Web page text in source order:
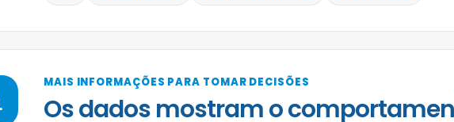
MAIS INFORMAÇÕES PARA TOMAR DECISÕES
Os dados mostram o